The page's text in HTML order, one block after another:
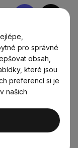
pro správné
obsah,
které jsou
preferencí si je
našich
Nákupní
Maté Kalabasy
- bílá